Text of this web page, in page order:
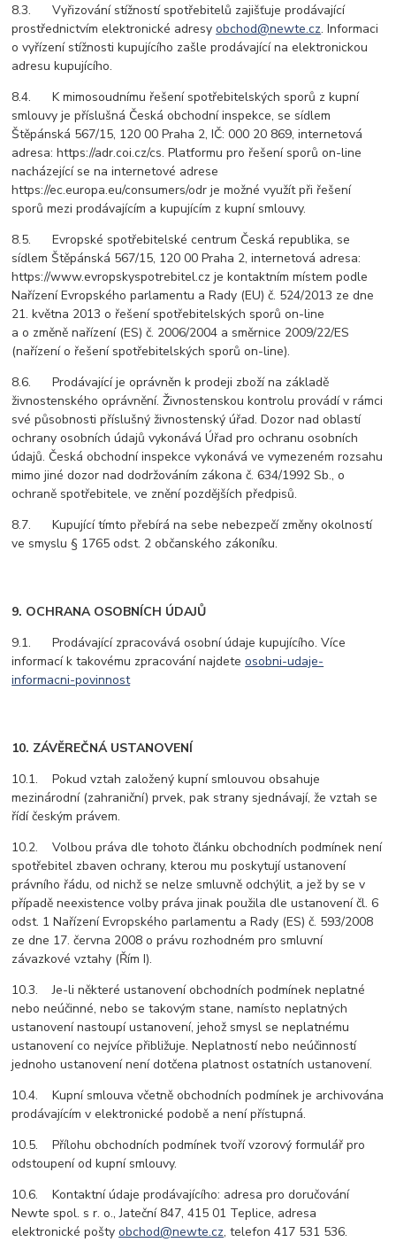
8.3. Vyřizování stížností spotřebitelů zajišťuje prodávající
prostřednictvím elektronické adresyobchod@newte.cz. Informaci
o vyřízení stížnosti kupujícího zašle prodávající na elektronickou
adresu kupujícího.
8.4. K mimosoudnímu řešení spotřebitelských sporů z kupní
smlouvy je příslušná Česká obchodní inspekce, se sídlem
Štěpánská 567/15, 120 00 Praha 2, IČ: 000 20 869, internetová
adresa: https://adr.coi.cz/cs. Platformu pro řešení sporů on-line
nacházející se na internetové adrese
https://ec.europa.eu/consumers/odr je možné využít při řešení
sporů mezi prodávajícím a kupujícím z kupní smlouvy.
8.5. Evropské spotřebitelské centrum Česká republika, se
sídlem Štěpánská 567/15, 120 00 Praha 2, internetová adresa:
https://www.evropskyspotrebitel.cz je kontaktním místem podle
Nařízení Evropského parlamentu a Rady (EU) č. 524/2013 ze dne
21. května 2013 o řešení spotřebitelských sporů on-line
a o změně nařízení (ES) č. 2006/2004 a směrnice 2009/22/ES
(nařízení o řešení spotřebitelských sporů on-line).
8.6. Prodávající je oprávněn k prodeji zboží na základě
živnostenského oprávnění. Živnostenskou kontrolu provádí v rámci
své působnosti příslušný živnostenský úřad. Dozor nad oblastí
ochrany osobních údajů vykonává Úřad pro ochranu osobních
údajů. Česká obchodní inspekce vykonává ve vymezeném rozsahu
mimo jiné dozor nad dodržováním zákona č. 634/1992 Sb., o
ochraně spotřebitele, ve znění pozdějších předpisů.
8.7. Kupující tímto přebírá na sebe nebezpečí změny okolností
ve smyslu § 1765 odst. 2 občanského zákoníku.
9. OCHRANA OSOBNÍCH ÚDAJŮ
9.1. Prodávající zpracovává osobní údaje kupujícího. Více
informací k takovému zpracování najdeteosobni-udaje-
informacni-povinnost
10. ZÁVĚREČNÁ USTANOVENÍ
10.1. Pokud vztah založený kupní smlouvou obsahuje
mezinárodní (zahraniční) prvek, pak strany sjednávají, že vztah se
řídí českým právem.
10.2. Volbou práva dle tohoto článku obchodních podmínek není
spotřebitel zbaven ochrany, kterou mu poskytují ustanovení
právního řádu, od nichž se nelze smluvně odchýlit, a jež by se v
případě neexistence volby práva jinak použila dle ustanovení čl. 6
odst. 1 Nařízení Evropského parlamentu a Rady (ES) č. 593/2008
ze dne 17. června 2008 o právu rozhodném pro smluvní
závazkové vztahy (Řím I).
10.3. Je-li některé ustanovení obchodních podmínek neplatné
nebo neúčinné, nebo se takovým stane, namísto neplatných
ustanovení nastoupí ustanovení, jehož smysl se neplatnému
ustanovení co nejvíce přibližuje. Neplatností nebo neúčinností
jednoho ustanovení není dotčena platnost ostatních ustanovení.
10.4. Kupní smlouva včetně obchodních podmínek je archivována
prodávajícím v elektronické podobě a není přístupná.
10.5. Přílohu obchodních podmínek tvoří vzorový formulář pro
odstoupení od kupní smlouvy.
10.6. Kontaktní údaje prodávajícího: adresa pro doručování
Newte spol. s r. o., Jateční 847, 415 01 Teplice, adresa
elektronické poštyobchod@newte.cz, telefon 417 531 536.